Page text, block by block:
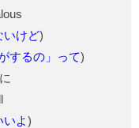
いけど)
するの」って)
よ)